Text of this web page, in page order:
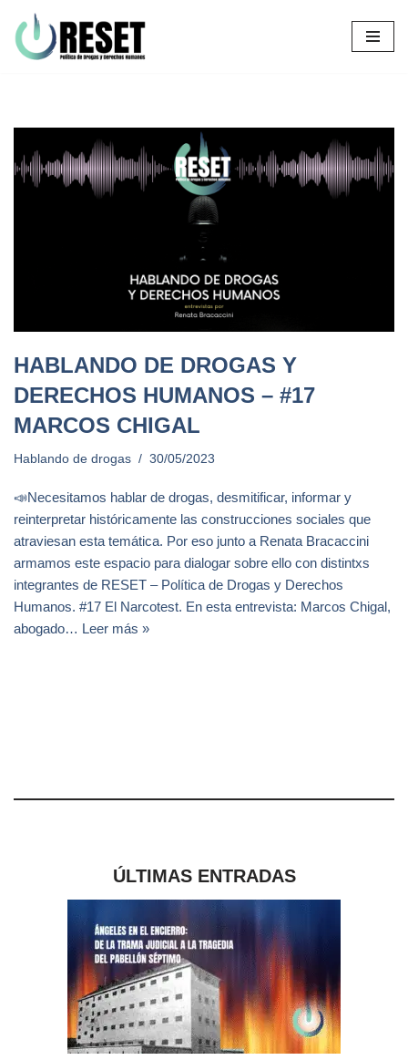
Ir
HABLANDO DE DROGAS Y
DERECHOS HUMANOS – #17
MARCOS CHIGAL
Hablando de drogas 30/05/2023
📣Necesitamos hablar de drogas, desmitificar, informar y
reinterpretar históricamente las construcciones sociales que
atraviesan esta temática. Por eso junto a Renata Bracaccini
armamos este espacio para dialogar sobre ello con distintxs
integrantes de RESET – Política de Drogas y Derechos
Humanos. #17 El Narcotest. En esta entrevista: Marcos Chigal,
abogado… Leer más »
ÚLTIMAS ENTRADAS